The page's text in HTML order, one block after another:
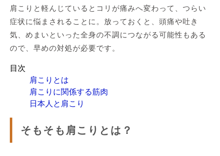
肩こりと軽んじているとコリが痛みへ変わって、つらい
症状に悩まされることに。放っておくと、頭痛や吐き
気、めまいといった全身の不調につながる可能性もある
ので、早めの対処が必要です。
目次
肩こりとは
肩こりに関係する筋肉
日本人と肩こり
そもそも肩こりとは？